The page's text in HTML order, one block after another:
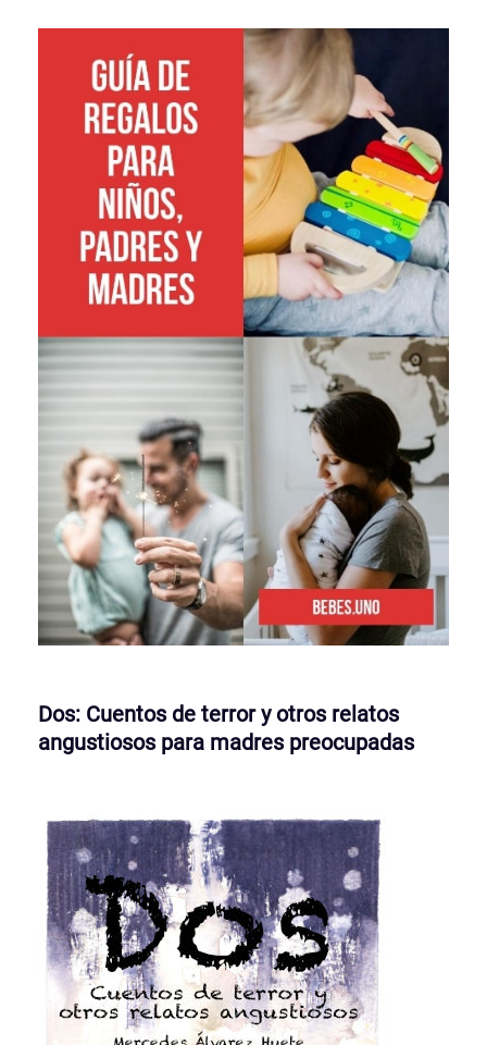
Dos: Cuentos de terror y otros relatos
angustiosos para madres preocupadas